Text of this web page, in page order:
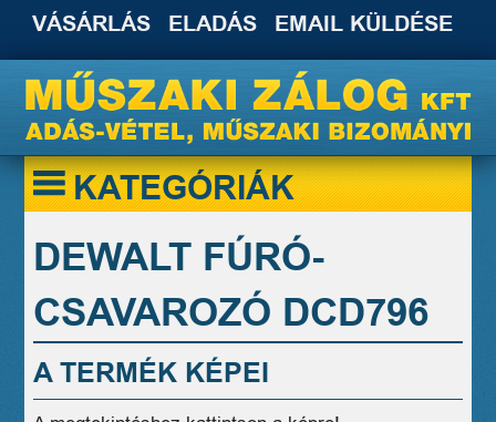
VÁSÁRLÁS ELADÁS EMAIL KÜLDÉSE
KATEGÓRIÁK
DEWALT FÚRÓ-
CSAVAROZÓ DCD796
A TERMÉK KÉPEI